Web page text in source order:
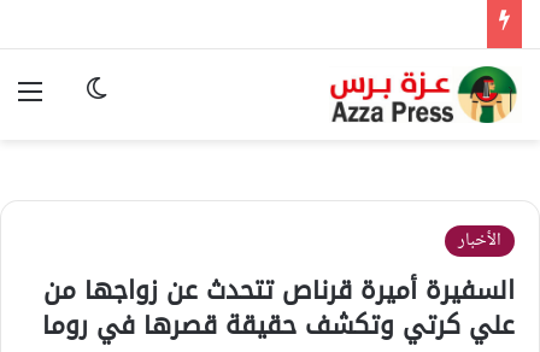
الوضع
الأخبار
السفيرة أميرة قرناص تتحدث عن زواجها من
علي كرتي وتكشف حقيقة قصرها في روما